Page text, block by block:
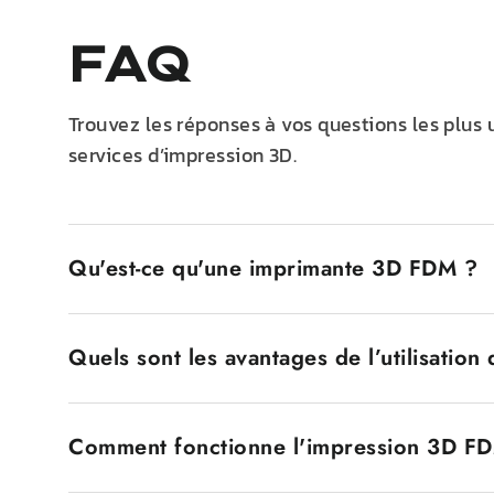
FAQ
Trouvez les réponses à vos questions les
services d’impression 3D.
Qu'est-ce qu'une imprimante 3D FDM ?
couche de filament de plastique fondu. Le
utilisées par les utilisateurs débutants et
Quels sont les avantages de l’utilisation
Cette économie les rend accessibles à un large
Comment fonctionne l'impression 3D